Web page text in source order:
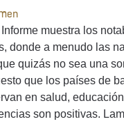
Informe muestra los
donde a menudo las
quizás no sea una
que los países de
en salud,
son positivas.